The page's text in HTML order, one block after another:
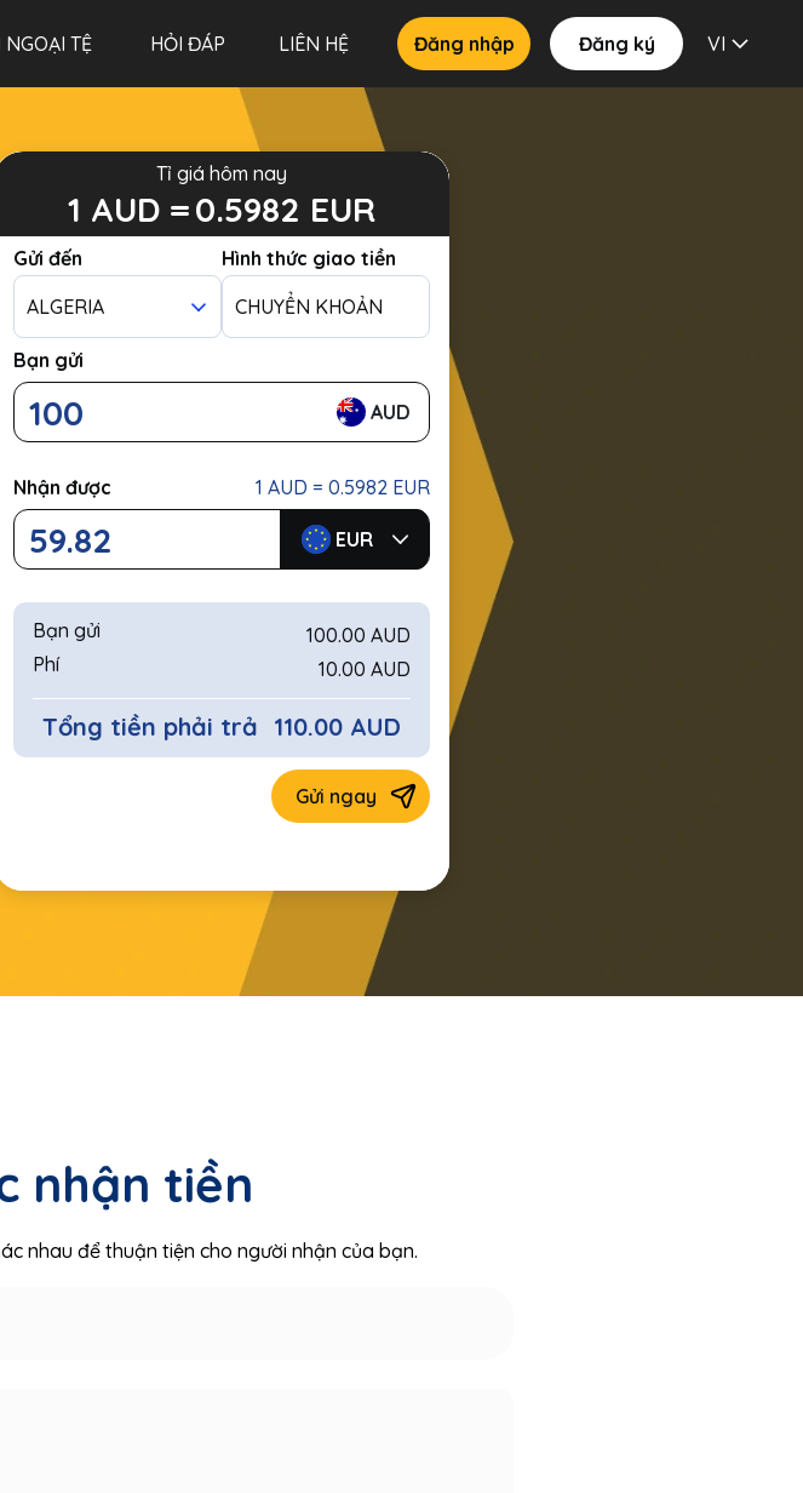
TỆ HỎI ĐÁP LIÊN HỆ Đăng nhập Đăng ký VI
nhận tiền
nhau để thuận tiện cho người nhận của bạn.